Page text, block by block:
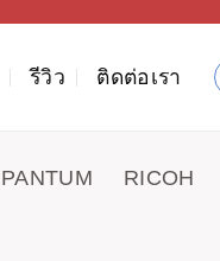
รีวิว ติดต่อเรา
PANTUM RICOH